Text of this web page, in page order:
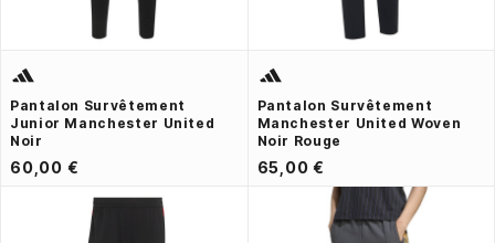
Pantalon Survêtement
Junior Manchester United
Noir
60,00 €
Pantalon Survêtement
Manchester United Woven
Noir Rouge
65,00 €